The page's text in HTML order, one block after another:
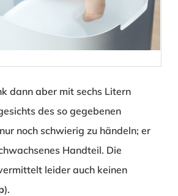
dann aber mit sechs Litern
des so gegebenen
noch schwierig zu händeln; er
Handteil. Die
leider auch keinen
).